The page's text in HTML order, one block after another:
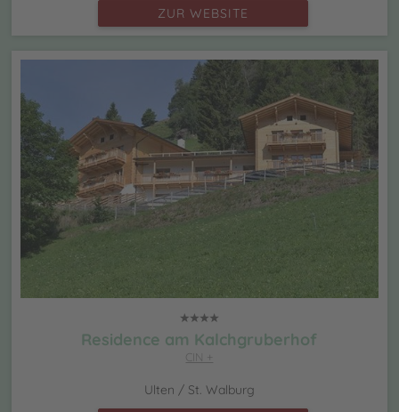
ZUR WEBSITE
Residence am Kalchgruberhof
CIN +
Ulten / St. Walburg